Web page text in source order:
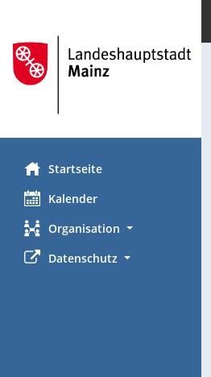
Startseite
Kalender
Organisation
Datenschutz